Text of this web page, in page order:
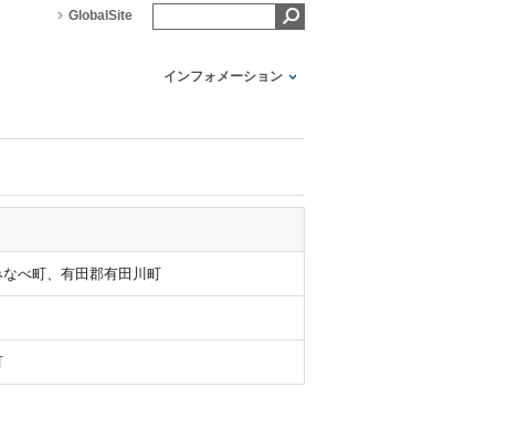
GlobalSite
インフォメーション
べ町、有田郡有田川町